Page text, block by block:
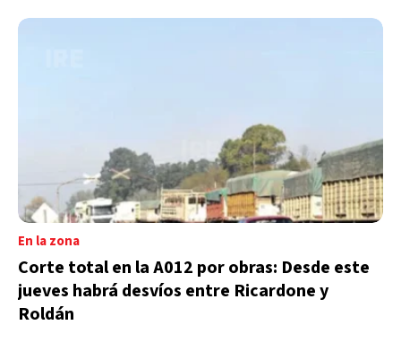
En la zona
Corte total en la A012 por obras: Desde este
jueves habrá desvíos entre Ricardone y
Roldán